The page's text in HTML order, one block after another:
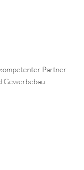
Partner
Gewerbebau: